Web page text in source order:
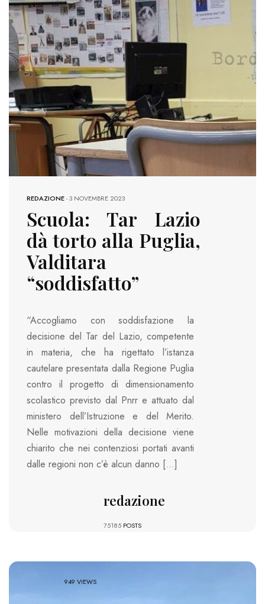
REDAZIONE-3 NOVEMBRE 2023
Scuola: Tar Lazio
dà torto alla Puglia,
Valditara
“soddisfatto”
“Accogliamo con soddisfazione la
decisione del Tar del Lazio, competente
in materia, che ha rigettato l’istanza
cautelare presentata dalla Regione Puglia
contro il progetto di dimensionamento
scolastico previsto dal Pnrr e attuato dal
ministero dell’Istruzione e del Merito.
Nelle motivazioni della decisione viene
chiarito che nei contenziosi portati avanti
dalle regioni non c’è alcun danno […]
redazione
75185 POSTS
949 VIEWS